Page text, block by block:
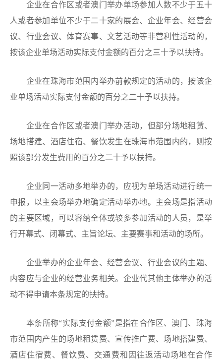
企业在合作区或者澳门举办单场参加人数不少于五十
人或者参加单位不少于二十家的展会、企业年会、经营会
议、行业会议、体育赛事、文艺活动等非营利性活动的，
按该企业单场活动实际支付金额的百分之三十予以扶持。
企业在珠海市范围内举办前款规定的活动的，按该企
业单场活动实际支付金额的百分之二十予以扶持。
企业在合作区或者澳门举办活动，但部分场地租赁、
场地搭建、酒店住宿、餐饮发生在珠海市范围内的，则按
照该部分发生费用的百分之二十予以扶持。
企业同一活动多地举办的，应视为单场活动进行统一
申报，以主会场举办地确定活动举办地。主会场是指活动
的主要区域，可以容纳全体或较多参加活动的人员，是举
行开幕式、闭幕式、主旨论坛、主要赛事和活动的场所。
企业举办的企业年会、经营会议、行业会议的主题、
内容应与企业的经营业务相关。企业代其他主体举办的活
动不得申请本条规定的扶持。
本条所称“实际支付金额”是指在合作区、澳门、珠海
市范围内产生的场地租赁费、宣传推广费、场地搭建费、
酒店住宿费、餐饮费、交通费和因往返活动场地在合作